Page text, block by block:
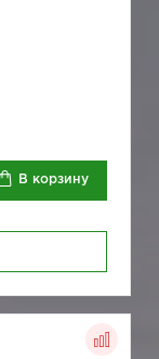
В корзину